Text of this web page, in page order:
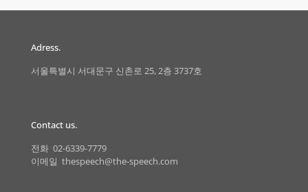
Adress.
서울특별시 서대문구 신촌로 25, 2층 3737호
Contact us.
전화 02-6339-7779
이메일 thespeech@the-speech.com